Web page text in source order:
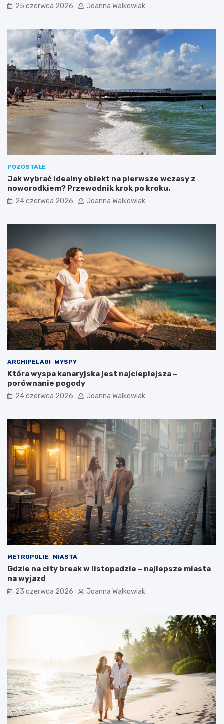
25 czerwca 2026 Joanna Walkowiak
POZOSTAŁE
Jak wybrać idealny obiekt na pierwsze wczasy z
noworodkiem? Przewodnik krok po kroku.
24 czerwca 2026 Joanna Walkowiak
ARCHIPELAGI WYSPY
Która wyspa kanaryjska jest najcieplejsza –
porównanie pogody
24 czerwca 2026 Joanna Walkowiak
METROPOLIE MIASTA
Gdzie na city break w listopadzie – najlepsze miasta
na wyjazd
23 czerwca 2026 Joanna Walkowiak